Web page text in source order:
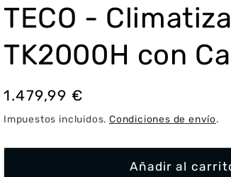
/
r
e
i
TECO -
TK2000H con
Precio
habitual
1.479,99 €
Impuestos incluidos. Condiciones de envío.
Añadir al